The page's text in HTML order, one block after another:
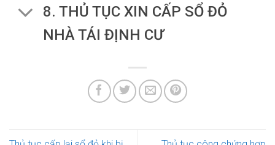
8. THỦ TỤC XIN CẤP SỔ ĐỎ
NHÀ TÁI ĐỊNH CƯ